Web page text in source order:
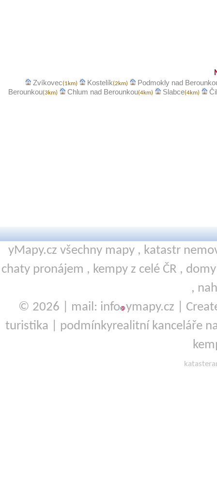
Zvíkovec(1km) Kostelík(2km)
Podmokly nad
Berounkou(3km) Chlum nad Berounkou(4km) Slabce(4km)
yMapy.cz všechny mapy , katastr
chaty pronájem , kempyz celé ČR ,
,
© 2026 | mail: info ymapy.cz |
turistika
podmínkyrealitní kanceláře